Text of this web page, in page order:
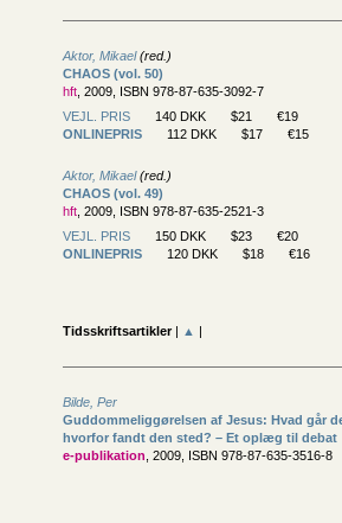
Aktor, Mikael(red.)
CHAOS (vol. 50)
hft , 2009, ISBN 978-87-635-3092-7
VEJL. PRIS
140 DKK $21
€19
ONLINEPRIS
112 DKK $17 €15
Aktor, Mikael(red.)
CHAOS (vol. 49)
hft , 2009, ISBN 978-87-635-2521-3
VEJL. PRIS
150 DKK $23
€20
ONLINEPRIS
120 DKK $18 €16
Tidsskriftsartikler| ▲ |
Bilde, Per
Guddommeliggørelsen af Jesus: Hvad går
hvorfor fandt den sted? – Et oplæg til debat
e-publikation , 2009, ISBN 978-87-635-3516-8